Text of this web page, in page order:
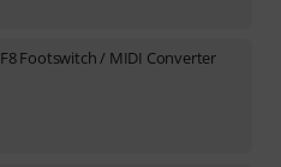
F8 Footswitch / MIDI Converter